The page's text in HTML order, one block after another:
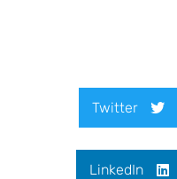
Twitter
LinkedIn